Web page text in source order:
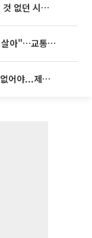
임영웅, 어느덧 데뷔 10주년⋯"가진 것 없던 시절, 내 앞엔 20명의 팬뿐"
'굿 윌 헌팅' 배우 "기아 EV2 덕분에 살아"…교통사고 후 안전성 극찬
李대통령 “청년이 결혼 망설이는 일 없어야...제도상 불이익 조사”